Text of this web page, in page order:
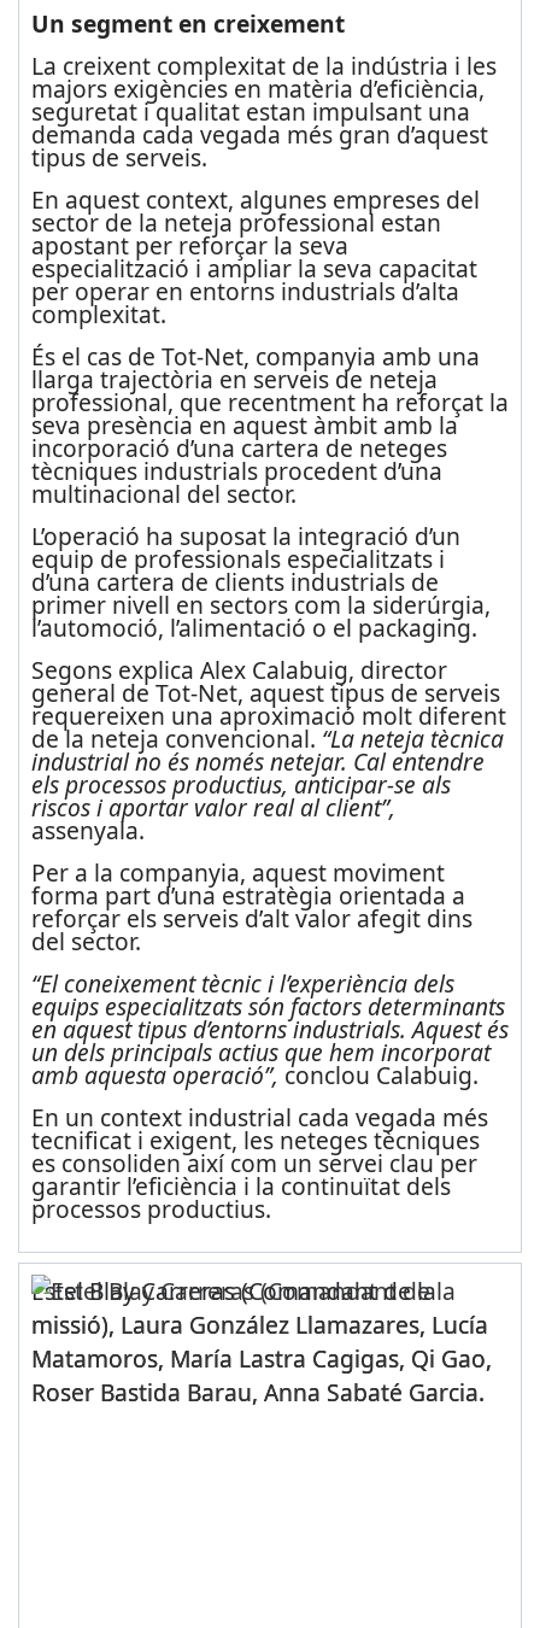
Un segment en creixement
La creixent complexitat de la indústria i les
majors exigències en matèria d’eficiència,
seguretat i qualitat estan impulsant una
demanda cada vegada més gran d’aquest
tipus de serveis.
En aquest context, algunes empreses del
sector de la neteja professional estan
apostant per reforçar la seva
especialització i ampliar la seva capacitat
per operar en entorns industrials d’alta
complexitat.
És el cas de Tot-Net, companyia amb una
llarga trajectòria en serveis de neteja
professional, que recentment ha reforçat la
seva presència en aquest àmbit amb la
incorporació d’una cartera de neteges
tècniques industrials procedent d’una
multinacional del sector.
L’operació ha suposat la integració d’un
equip de professionals especialitzats i
d’una cartera de clients industrials de
primer nivell en sectors com la siderúrgia,
l’automoció, l’alimentació o el packaging.
Segons explica Alex Calabuig, director
general de Tot-Net, aquest tipus de serveis
requereixen una aproximació molt diferent
de la neteja convencional. “La neteja tècnica
industrial no és només netejar. Cal entendre
els processos productius, anticipar-se als
riscos i aportar valor real al client”,
assenyala.
Per a la companyia, aquest moviment
forma part d’una estratègia orientada a
reforçar els serveis d’alt valor afegit dins
del sector.
“El coneixement tècnic i l’experiència dels
equips especialitzats són factors determinants
en aquest tipus d’entorns industrials. Aquest és
un dels principals actius que hem incorporat
amb aquesta operació”, conclou Calabuig.
En un context industrial cada vegada més
tecnificat i exigent, les neteges tècniques
es consoliden així com un servei clau per
garantir l’eficiència i la continuïtat dels
processos productius.
Estel Blay Carreras (Comandant de la
missió), Laura González Llamazares, Lucía
Matamoros, María Lastra Cagigas, Qi Gao,
Roser Bastida Barau, Anna Sabaté Garcia.